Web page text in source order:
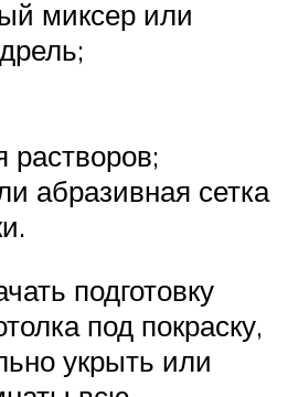
миксер или
растворов;
абразивная сетка
подготовку
под покраску,
укрыть или